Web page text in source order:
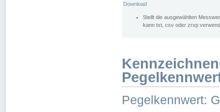
Download
Stellt die ausgewählten
kann txt, csv oder zrxp
Pegelkennwert: